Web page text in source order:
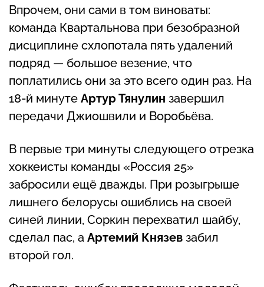
Впрочем, они сами в том виноваты:
команда Квартальнова при безобразной
дисциплине схлопотала пять удалений
подряд — большое везение, что
поплатились они за это всего один раз. На
18-й минуте Артур Тянулин завершил
передачи Джиошвили и Воробьёва.
В первые три минуты следующего отрезка
хоккеисты команды «Россия 25»
забросили ещё дважды. При розыгрыше
лишнего белорусы ошиблись на своей
синей линии, Соркин перехватил шайбу,
сделал пас, а Артемий Князев забил
второй гол.